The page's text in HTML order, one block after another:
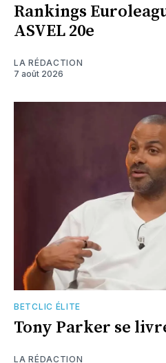
Rankings
ASVEL 20e
LA RÉDACTION
7 août 2026
BETCLIC ÉLITE
Tony Parker se
LA RÉDACTION